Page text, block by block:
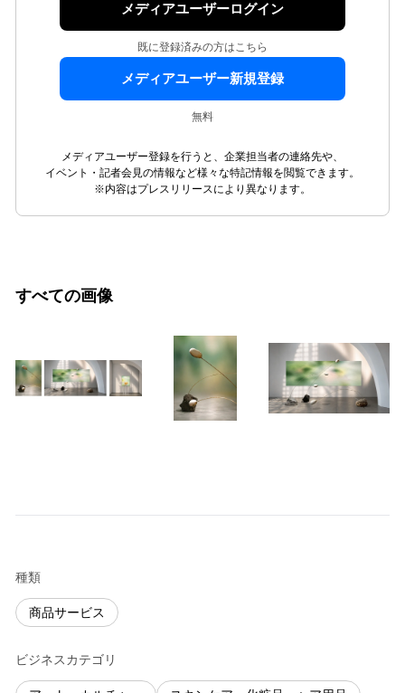
メディアユーザーログイン
既に登録済みの方はこちら
メディアユーザー新規登録
無料
メディアユーザー登録を行うと、企業担当者の連絡先や、
イベント・記者会見の情報など様々な特記情報を閲覧できます。
※内容はプレスリリースにより異なります。
すべての画像
種類
商品サービス
ビジネスカテゴリ